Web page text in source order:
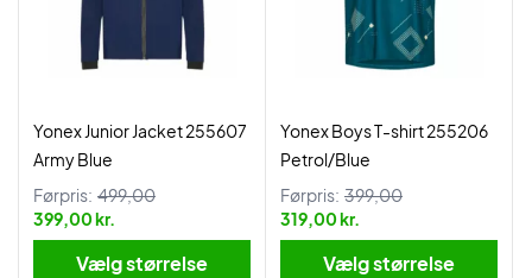
Yonex Junior Jacket 255607
Army Blue
Førpris: 499,00
399,00 kr.
Vælg størrelse
Yonex Boys T-shirt 255206
Petrol/Blue
Førpris: 399,00
319,00 kr.
Vælg størrelse